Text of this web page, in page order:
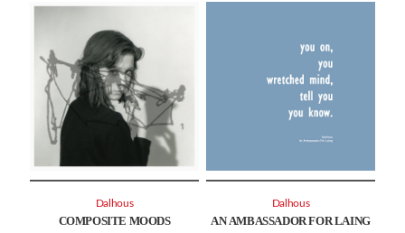
COMPOSITE MOODS
Dalhous
AN AMBASSADOR FOR LAING
Dalhous